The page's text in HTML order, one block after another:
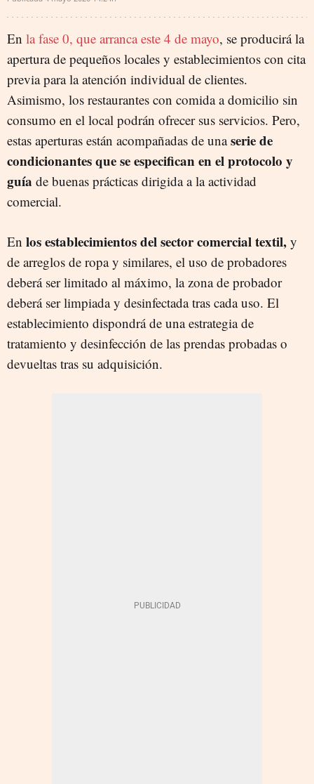
En la fase 0, que arranca este 4 de mayo, se producirá la
apertura de pequeños locales y establecimientos con cita
previa para la atención individual de clientes.
Asimismo, los restaurantes con comida a domicilio sin
consumo en el local podrán ofrecer sus servicios. Pero,
estas aperturas están acompañadas de unaserie de
condicionantes que se especifican en el protocolo y
guía de buenas prácticas dirigida a la actividad
comercial.
En los establecimientos del sector comercial textil, y
de arreglos de ropa y similares, el uso de probadores
deberá ser limitado al máximo, la zona de probador
deberá ser limpiada y desinfectada tras cada uso. El
establecimiento dispondrá de una estrategia de
tratamiento y desinfección de las prendas probadas o
devueltas tras su adquisición.